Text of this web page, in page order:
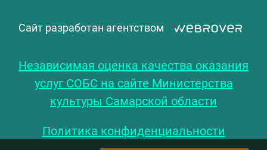
Сайт разработан агентством
Независимая оценка качества оказания
услуг СОБС на сайте Министерства
культуры Самарской области
Политика конфиденциальности